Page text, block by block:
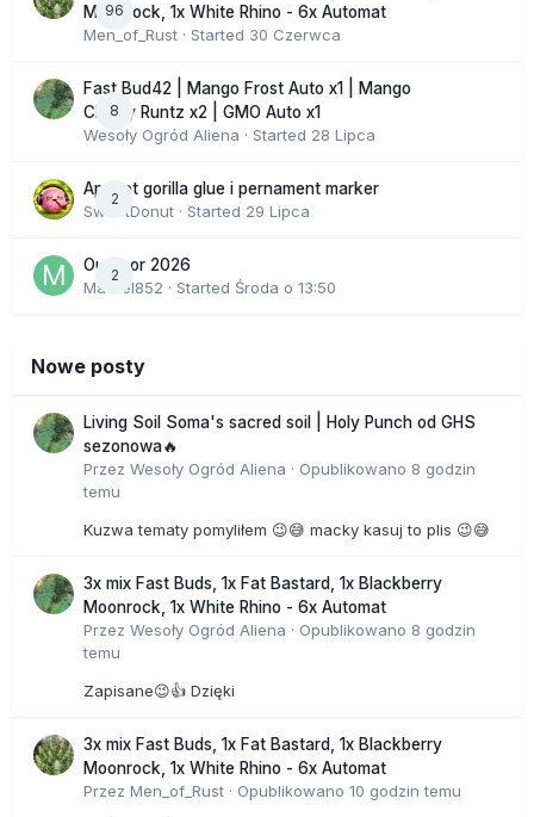
96
Moonrock, 1x White Rhino - 6x Automat
Men_of_Rust · Started 30 Czerwca
8
Fast Bud42 | Mango Frost Auto x1 | Mango
Cherry Runtz x2 | GMO Auto x1
Wesoły Ogród Aliena · Started 28 Lipca
2
Apricot gorilla glue i pernament marker
SweetDonut · Started 29 Lipca
2
Outdoor 2026
Marcel852 · Started Środa o 13:50
Nowe posty
Living Soil Soma's sacred soil | Holy Punch od GHS
sezonowa🔥
Przez Wesoły Ogród Aliena · Opublikowano 8 godzin
temu
Kuzwa tematy pomyliłem 😉😅 macky kasuj to plis 😉😅
3x mix Fast Buds, 1x Fat Bastard, 1x Blackberry
Moonrock, 1x White Rhino - 6x Automat
Przez Wesoły Ogród Aliena · Opublikowano 8 godzin
temu
Zapisane😉👍 Dzięki
3x mix Fast Buds, 1x Fat Bastard, 1x Blackberry
Moonrock, 1x White Rhino - 6x Automat
Przez Men_of_Rust · Opublikowano 10 godzin temu